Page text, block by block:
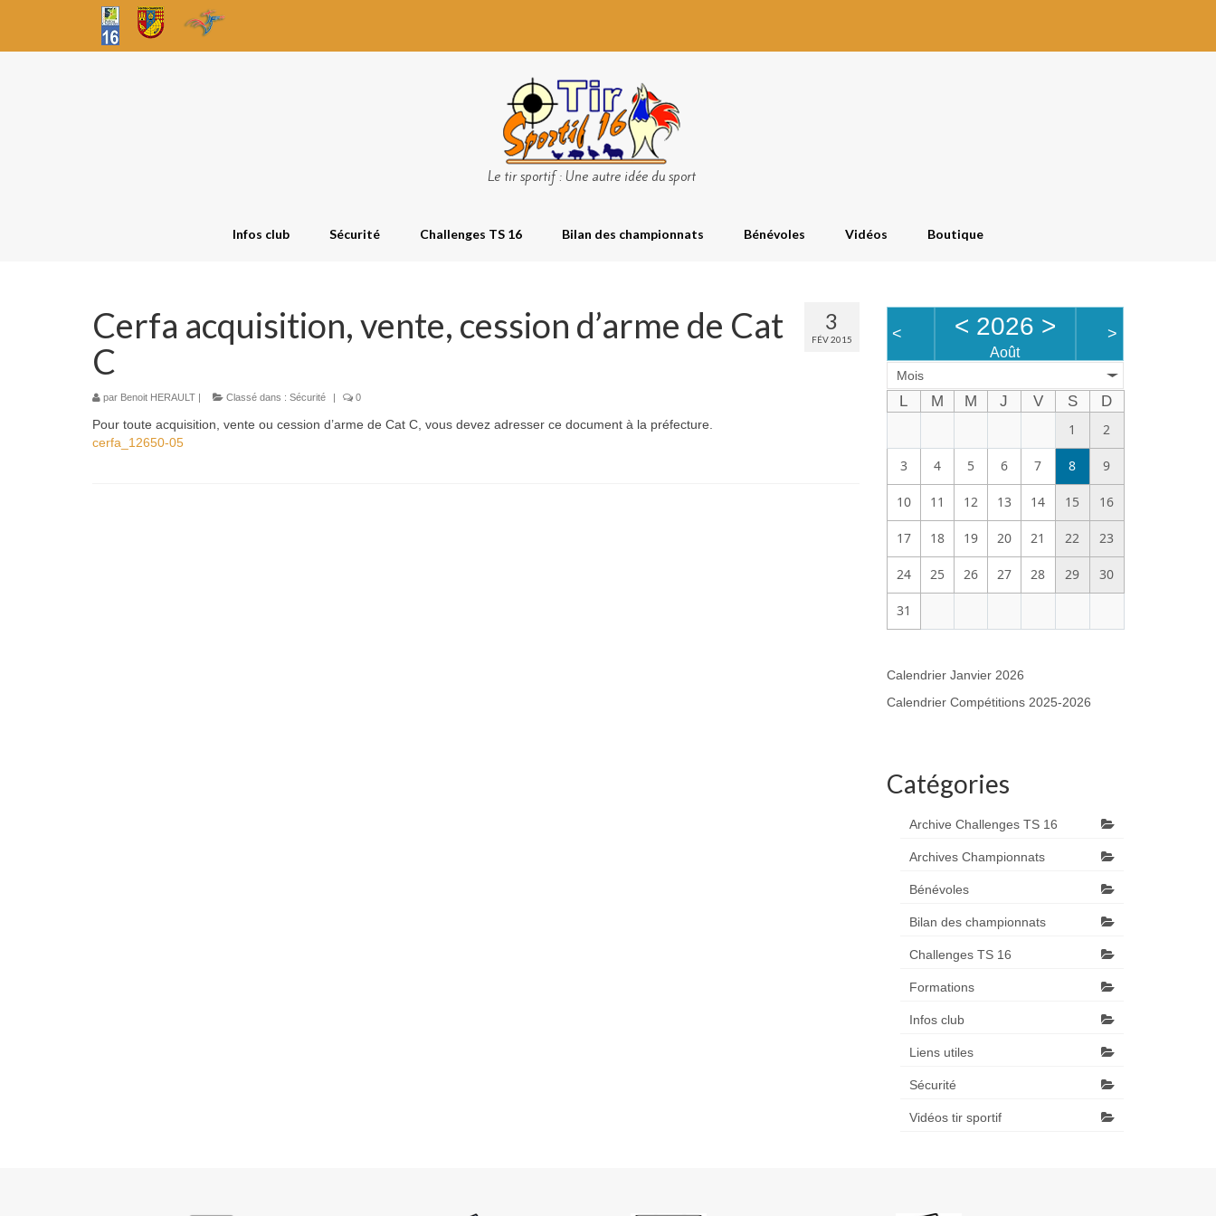
Le tir sportif : Une autre idée du sport
Infos club Sécurité Challenges TS 16 Bilan des championnats Bénévoles Vidéos Boutique
3
FÉV 2015
Cerfa acquisition, vente, cession d’arme de Cat
C
par Benoit HERAULT | Classé dans : Sécurité | 0
Pour toute acquisition, vente ou cession d’arme de Cat C, vous devez adresser ce document à la préfecture.
cerfa_12650-05
< < 2026 >
Août
>
Mois
L M M J V S
D
1
2
3 4 5 6 7 8 9
10 11 12 13 14 15 16
17 18 19 20 21 22 23
24 25 26 27 28 29 30
31
Calendrier Janvier 2026
Calendrier Compétitions 2025-2026
Catégories
Archive Challenges TS 16
Archives Championnats
Bénévoles
Bilan des championnats
Challenges TS 16
Formations
Infos club
Liens utiles
Sécurité
Vidéos tir sportif